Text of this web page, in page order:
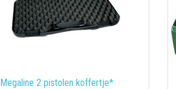
Megaline 2 pistolen koffertje*